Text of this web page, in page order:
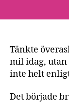
Tänkte
mil idag, utan
inte helt
Det började